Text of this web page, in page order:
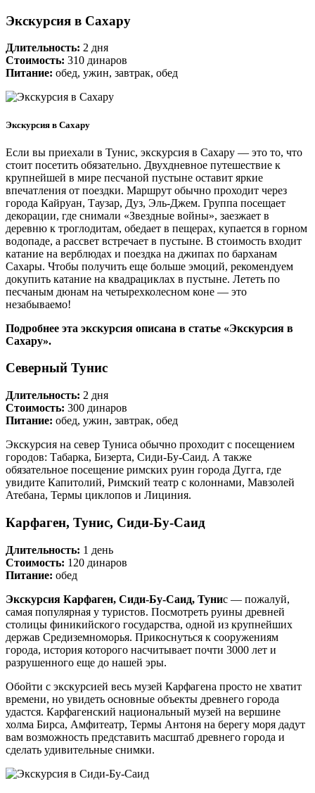
Экскурсия в Сахару
Длительность: 2 дня
Стоимость: 310 динаров
Питание: обед, ужин, завтрак, обед
Экскурсия в Сахару
Если вы приехали в Тунис, экскурсия в Сахару — это то, что
стоит посетить обязательно. Двухдневное путешествие к
крупнейшей в мире песчаной пустыне оставит яркие
впечатления от поездки. Маршрут обычно проходит через
города Кайруан, Таузар, Дуз, Эль-Джем. Группа посещает
декорации, где снимали «Звездные войны», заезжает в
деревню к троглодитам, обедает в пещерах, купается в горном
водопаде, а рассвет встречает в пустыне. В стоимость входит
катание на верблюдах и поездка на джипах по барханам
Сахары. Чтобы получить еще больше эмоций, рекомендуем
докупить катание на квадрациклах в пустыне. Лететь по
песчаным дюнам на четырехколесном коне — это
незабываемо!
Подробнее эта экскурсия описана в статье «Экскурсия в
Сахару».
Северный Тунис
Длительность: 2 дня
Стоимость: 300 динаров
Питание: обед, ужин, завтрак, обед
Экскурсия на север Туниса обычно проходит с посещением
городов: Табарка, Бизерта, Сиди-Бу-Саид. А также
обязательное посещение римских руин города Дугга, где
увидите Капитолий, Римский театр с колоннами, Мавзолей
Атебана, Термы циклопов и Лициния.
Карфаген, Тунис, Сиди-Бу-Саид
Длительность: 1 день
Стоимость: 120 динаров
Питание: обед
Экскурсия Карфаген, Сиди-Бу-Саид, Тунис — пожалуй,
самая популярная у туристов. Посмотреть руины древней
столицы финикийского государства, одной из крупнейших
держав Средиземноморья. Прикоснуться к сооружениям
города, история которого насчитывает почти 3000 лет и
разрушенного еще до нашей эры.
Обойти с экскурсией весь музей Карфагена просто не хватит
времени, но увидеть основные объекты древнего города
удастся. Карфагенский национальный музей на вершине
холма Бирса, Амфитеатр, Термы Антоня на берегу моря дадут
вам возможность представить масштаб древнего города и
сделать удивительные снимки.